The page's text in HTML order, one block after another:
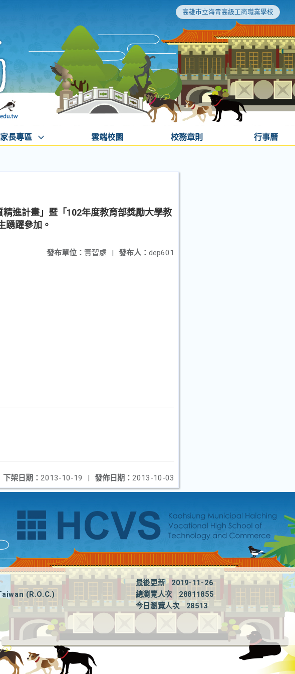
高雄市立海青高級工商職業學校
家長專區 雲端校園 校務章則 行事曆
進計畫」暨「102年度教育部獎勵大學教
踴躍參加。
發布人： dep601
發布單位： 實習處 |
發佈日期： 2013-10-03
下架日期： 2013-10-19 |
(R.O.C.)
最後更新
2019-11-26
總瀏覽人次
28811855
今日瀏覽人次
28513